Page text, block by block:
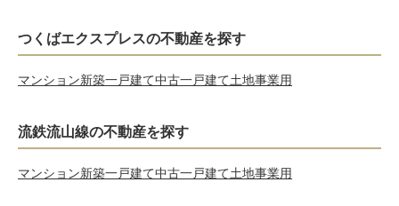
つくばエクスプレスの不動産を探す
マンション新築一戸建て中古一戸建て土地事業用
流鉄流山線の不動産を探す
マンション新築一戸建て中古一戸建て土地事業用